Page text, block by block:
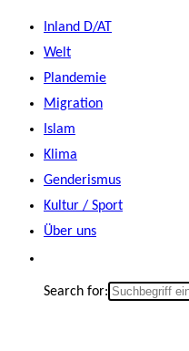
Zum
Inhalt
springen
Inland D/AT
Welt
Plandemie
Migration
Islam
Klima
Genderismus
Kultur / Sport
Über uns
Search for: